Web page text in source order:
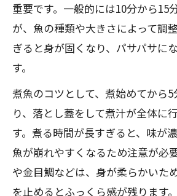
重要です。一般的には10分から15
が、魚の種類や大きさによって調
ぎると身が固くなり、パサパサに
す。
煮魚のコツとして、煮始めてから
り、落とし蓋をして煮汁が全体に
す。煮る時間が長すぎると、味が
魚が崩れやすくなるため注意が必
や金目鯛などは、身が柔らかいた
を止めるとふっくら感が残ります。